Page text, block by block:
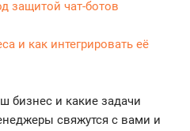
защитой чат-ботов
и как интегрировать её
бизнес и какие задачи
свяжутся с вами и